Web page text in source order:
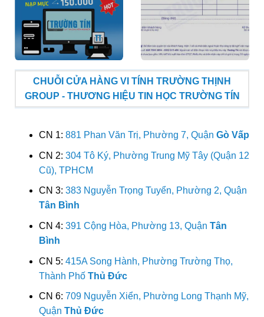
CHUỖI CỬA HÀNG VI TÍNH TRƯỜNG THỊNH
GROUP - THƯƠNG HIỆU TIN HỌC TRƯỜNG TÍN
CN 1: 881 Phan Văn Trị, Phường 7, Quận Gò Vấp
CN 2: 304 Tô Ký, Phường Trung Mỹ Tây (Quận 12
Cũ), TPHCM
CN 3: 383 Nguyễn Trọng Tuyển, Phường 2, Quận
Tân Bình
CN 4: 391 Cộng Hòa, Phường 13, Quận Tân
Bình
CN 5: 415A Song Hành, Phường Trường Thọ,
Thành Phố Thủ Đức
CN 6: 709 Nguyễn Xiển, Phường Long Thạnh Mỹ,
Quận Thủ Đức